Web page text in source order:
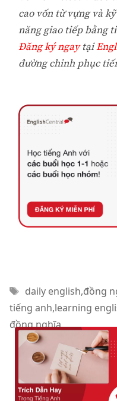
cao vốn từ vựng và
năng giao tiếp bằng
Đăng ký ngaytại
đường chinh phục
Thẻ
daily english,đồng
tiếng anh,learning
đồng nghĩa